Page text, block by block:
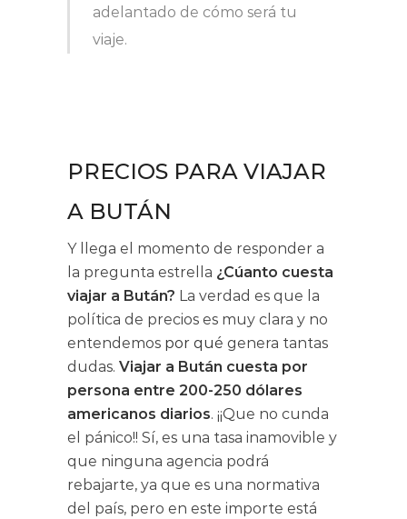
adelantado de cómo será tu
viaje.
PRECIOS PARA VIAJAR
A BUTÁN
Y llega el momento de responder a
la pregunta estrella ¿Cúanto cuesta
viajar a Bután? La verdad es que la
política de precios es muy clara y no
entendemos por qué genera tantas
dudas. Viajar a Bután cuesta por
persona entre 200-250 dólares
americanos diarios. ¡¡Que no cunda
el pánico!! Sí, es una tasa inamovible y
que ninguna agencia podrá
rebajarte, ya que es una normativa
del país, pero en este importe está